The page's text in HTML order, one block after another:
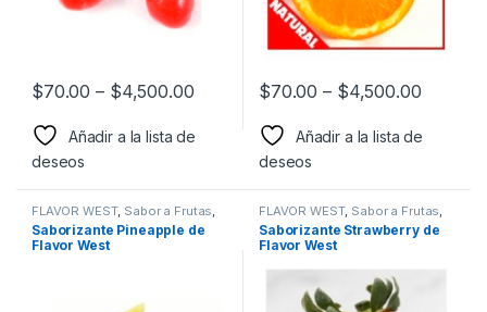
$70.00 – $4,500.00
Añadir a la lista de
deseos
$70.00 – $4,500.00
Añadir a la lista de
deseos
FLAVOR WEST, Sabor a Frutas
Sabores Frutales Saborizantes
Saborizante Pineapple de
Flavor West
FLAVOR WEST, Sabor a Frutas
Sabores Frutales Saborizantes
Saborizante Strawberry de
Flavor West